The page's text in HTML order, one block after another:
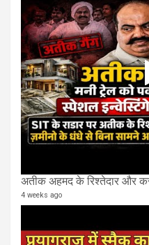
4 weeks ago